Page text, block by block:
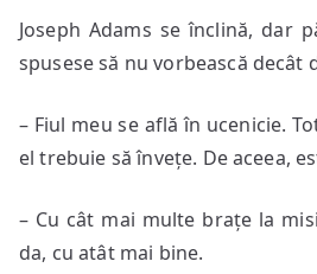
Joseph Adams se înclină, dar
spusese să nu vorbească decât
– Fiul meu se află în ucenicie.
el trebuie să învețe. De aceea,
– Cu cât mai multe brațe la
da, cu atât mai bine.